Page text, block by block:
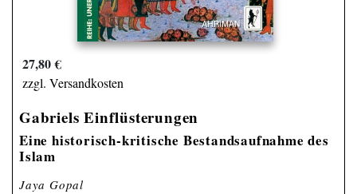
27,80 €
zzgl. Versandkosten
Gabriels Einflüsterungen
Eine historisch-kritische Bestands­aufnahme des
Islam
Jaya Gopal